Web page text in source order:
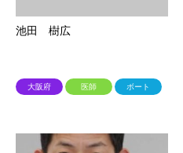
池田 樹広
大阪府 医師 ボート